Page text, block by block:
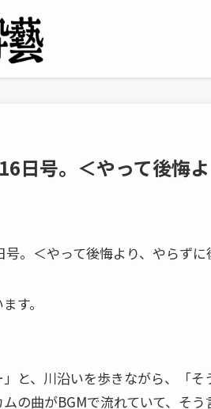
日号。＜やって後悔
号。＜やって後悔より、やらず
す。
」と、川沿いを歩きながら、「
の曲がBGMで流れていて、そ